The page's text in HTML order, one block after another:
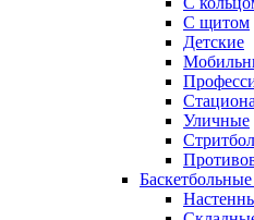
С щитом
Детские
Уличные